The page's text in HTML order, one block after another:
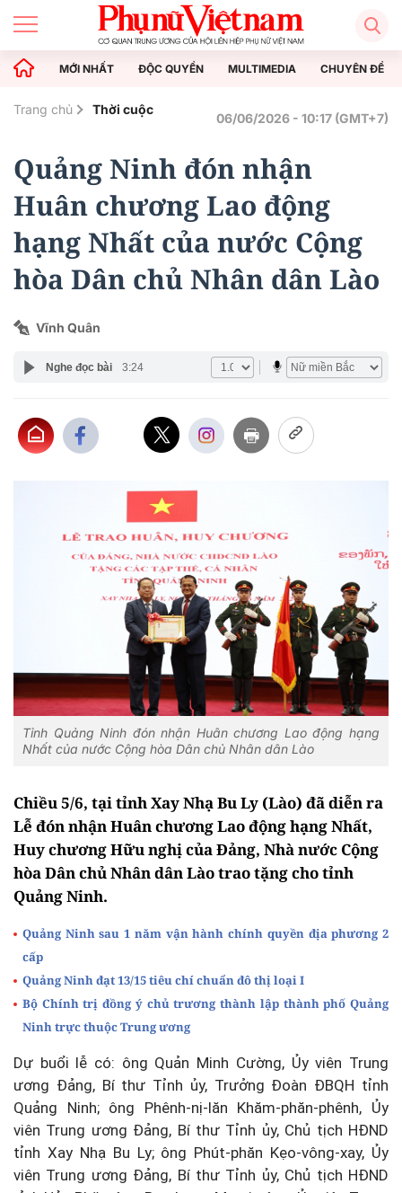
MỚI NHẤT ĐỘC QUYỀN MULTIMEDIA CHUYÊN ĐỀ
Trang chủ Thời cuộc
06/06/2026 - 10:17 (GMT+7)
Quảng Ninh đón nhận
Huân chương Lao động
hạng Nhất của nước Cộng
hòa Dân chủ Nhân dân Lào
Vĩnh Quân
Nghe đọc bài 3:24
Tỉnh Quảng Ninh đón nhận Huân chương Lao động hạng
Nhất của nước Cộng hòa Dân chủ Nhân dân Lào
Chiều 5/6, tại tỉnh Xay Nhạ Bu Ly (Lào) đã diễn ra
Lễ đón nhận Huân chương Lao động hạng Nhất,
Huy chương Hữu nghị của Đảng, Nhà nước Cộng
hòa Dân chủ Nhân dân Lào trao tặng cho tỉnh
Quảng Ninh.
Quảng Ninh sau 1 năm vận hành chính quyền địa phương 2
cấp
Quảng Ninh đạt 13/15 tiêu chí chuẩn đô thị loại I
Bộ Chính trị đồng ý chủ trương thành lập thành phố Quảng
Ninh trực thuộc Trung ương
Dự buổi lễ có: ông Quản Minh Cường, Ủy viên Trung
ương Đảng, Bí thư Tỉnh ủy, Trưởng Đoàn ĐBQH tỉnh
Quảng Ninh; ông Phênh-nị-lăn Khăm-phăn-phênh, Ủy
viên Trung ương Đảng, Bí thư Tỉnh ủy, Chủ tịch HĐND
tỉnh Xay Nhạ Bu Ly; ông Phút-phăn Kẹo-vông-xay, Ủy
viên Trung ương Đảng, Bí thư Tỉnh ủy, Chủ tịch HĐND